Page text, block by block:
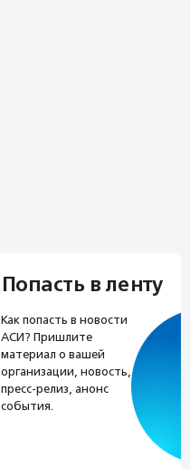
Попасть в ленту
Как попасть в новости
АСИ? Пришлите
материал о вашей
организации, новость,
пресс-релиз, анонс
события.